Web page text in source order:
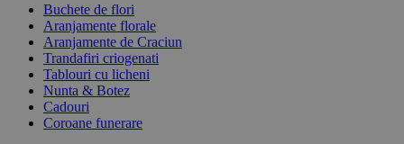
Buchete de flori
Aranjamente florale
Aranjamente de Craciun
Trandafiri criogenati
Tablouri cu licheni
Nunta & Botez
Cadouri
Coroane funerare